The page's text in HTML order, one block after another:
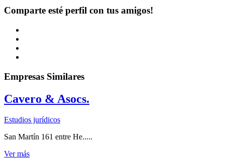
Comparte esté perfil con tus amigos!
Empresas Similares
Cavero & Asocs.
Estudios jurídicos
San Martín 161 entre He.....
Ver más